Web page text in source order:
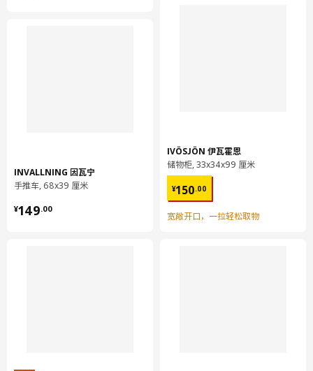
INVALLNING 因瓦宁
手推车, 68x39 厘米
¥149.00
¥ 149.00
IVÖSJÖN 伊瓦霍恩
储物柜, 33x34x99 厘米
¥150.00
¥ 150.00
宽敞开口，一拉轻松取物